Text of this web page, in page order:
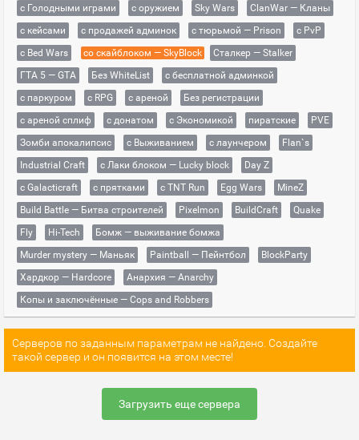
с Голодными играми
с оружием Sky Wars
ClanWar — Кланы
с кейсами
с продажей админок с тюрьмой — Prison
с PvP
с Bed Wars
со скайблоком — SkyBlock
Сталкер — Stalker
ГТА 5 — GTA
Без WhiteList
с бесплатной админкой
с паркуром
с RPG с ареной
Без регистрации
с ареной сплиф
с донатом с Экономикой пиратские
PVE
Зомби апокалипсис
с Выживанием с лаунчером
Flan`s
Industrial Craft
с Лаки блоком — Lucky block
Day Z
с Galacticraft
с прятками с TNT Run Egg Wars
MineZ
Build Battle — Битва строителей
Pixelmon BuildCraft
Quake
Fly
Hi-Tech
Бомж — выживание бомжа
Murder mystery — Маньяк
Paintball — Пейнтбол
BlockParty
Хардкор — Hardcore
Анархия — Anarchy
Копы и заключённые — Cops and Robbers
Серверов по заданным параметрам не найдено. Создайте
такой сервер и он появится на этом месте!
Загрузить еще сервера